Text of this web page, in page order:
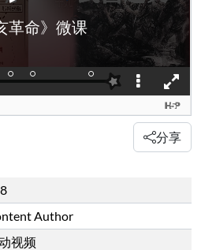
分享
Author
视频